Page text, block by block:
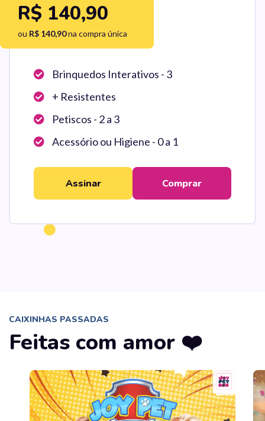
R$ 140,90
ou R$ 140,90na compra única
Brinquedos Interativos - 3
+ Resistentes
Petiscos - 2 a 3
Acessório ou Higiene - 0 a 1
Assinar Comprar
CAIXINHAS PASSADAS
Feitas com amor ❤️